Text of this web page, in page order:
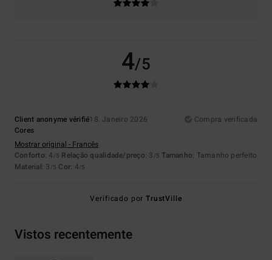
4/5
Client anonyme vérifié18. Janeiro 2026
Compra verificada
Cores
Mostrar original - Francês
Conforto: 4 /5 Relação qualidade/preço: 3 /5 Tamanho: Tamanho perfeito
Material: 3 /5 Cor: 4/5
Verificado porTrustVille
Vistos recentemente